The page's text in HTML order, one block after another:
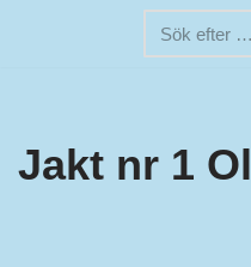
Jakt nr 1